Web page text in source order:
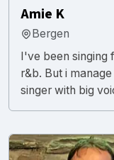
Amie K
Bergen
I've been singing
r&b. But i
singer with big